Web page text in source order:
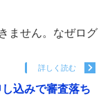
ません。なぜログ
詳しく読む
込みで審査落ち